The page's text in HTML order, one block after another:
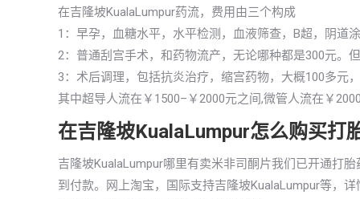
在吉隆坡KualaLumpur药流，费用由三个构成
1：早孕，血糖水平，水平检测，血液筛查，B超，阴道
2：普通刮宫手术，和药物流产，无论哪种都是300元。
3：术后调理，包括抗炎治疗，缩宫药物，大概100多元
其中超导人流在￥1500–￥2000元之间,微管人流在￥
在吉隆坡KualaLumpur怎么购买打
吉隆坡KualaLumpur哪里有卖米非司酮片我们已开通打
到付款。网上淘宝，国际支持吉隆坡KualaLumpur等，